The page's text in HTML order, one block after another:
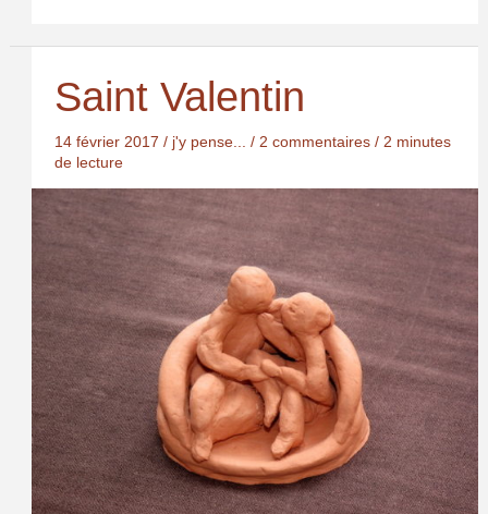
faiblesse
Saint Valentin
14 février 2017 / j'y pense... / 2 commentaires / 2 minutes
de lecture